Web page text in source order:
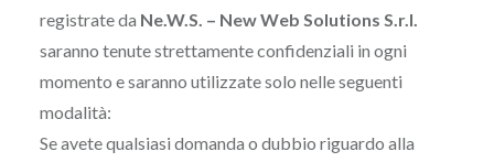
registrate da Ne.W.S. – New Web Solutions S.r.l.
saranno tenute strettamente confidenziali in ogni
momento e saranno utilizzate solo nelle seguenti
modalità:
Se avete qualsiasi domanda o dubbio riguardo alla